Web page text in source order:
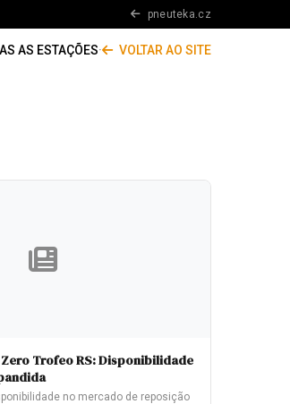
pneuteka.cz
AS ESTAÇÕES· VOLTAR AO SITE
Zero Trofeo RS: Disponibilidade
no mercado de reposição